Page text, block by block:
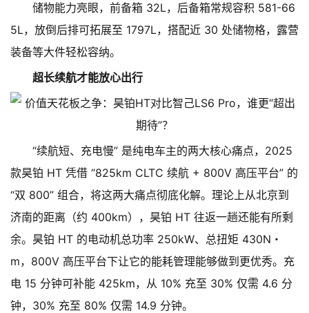
储物能力亮眼，前备箱 32L，后备箱常规容积 581-66
5L，放倒后排可拓展至 1797L，搭配近 30 处储物格，露营
装备等大件轻松容纳。
超长续航才能放心出行
“续航短、充电慢” 是纯电车主的两大核心痛点，2025
款昊铂 HT 凭借 “825km CLTC 续航 + 800V 高压平台” 的
“双 800” 组合，将这两大痛点彻底化解。理论上从北京到
济南的距离（约 400km），昊铂 HT 往返一趟还能有所剩
余。昊铂 HT 的电动机总功率 250kW、总扭矩 430N・
m，800V 高压平台下让它的能耗管理能够做到更优秀。充
电 15 分钟可补能 425km，从 10% 充至 30% 仅需 4.6 分
钟，30% 充至 80% 仅需 14.9 分钟。